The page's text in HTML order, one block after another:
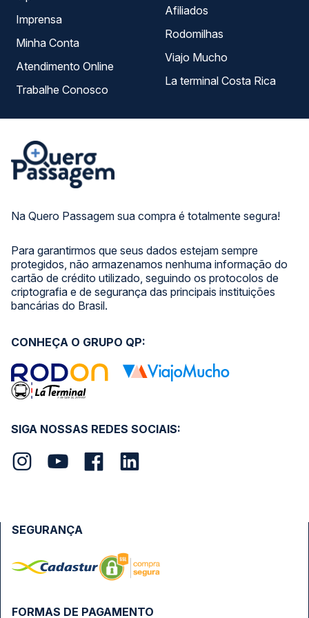
Na Quero Passagem sua compra é totalmente segura!
Para garantirmos que seus dados estejam sempre
protegidos, não armazenamos nenhuma informação do
cartão de crédito utilizado, seguindo os protocolos de
criptografia e de segurança das principais instituições
bancárias do Brasil.
Imprensa
Minha Conta
Atendimento Online
Trabalhe Conosco
Afiliados
Rodomilhas
Viajo Mucho
La terminal Costa Rica
SIGA NOSSAS REDES SOCIAIS:
CONHEÇA O GRUPO QP:
FORMAS DE PAGAMENTO
SEGURANÇA